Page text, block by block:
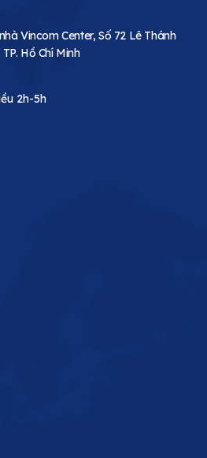
Vincom Center, Số 72 Lê Thánh
Hồ Chí Minh
2h-5h